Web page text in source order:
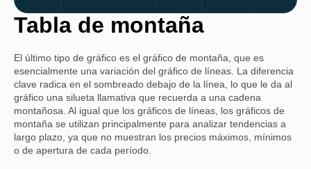
Tabla de montaña
El último tipo de gráfico es el gráfico de montaña, que es
esencialmente una variación del gráfico de líneas. La diferencia
clave radica en el sombreado debajo de la línea, lo que le da al
gráfico una silueta llamativa que recuerda a una cadena
montañosa. Al igual que los gráficos de líneas, los gráficos de
montaña se utilizan principalmente para analizar tendencias a
largo plazo, ya que no muestran los precios máximos, mínimos
o de apertura de cada período.